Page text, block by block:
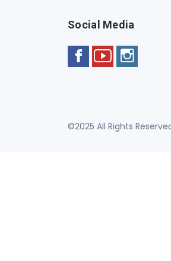
Social Media
©2025 All Rights